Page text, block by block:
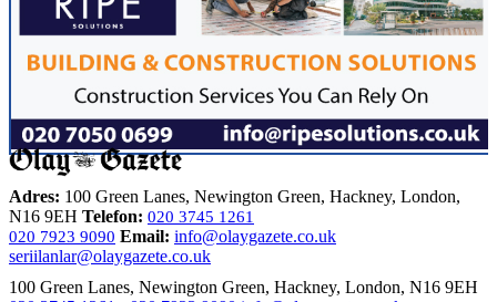
Adres: 100 Green Lanes, Newington Green, Hackney, London,
N16 9EH Telefon: 020 3745 1261
020 7923 9090 Email: info@olaygazete.co.uk
seriilanlar@olaygazete.co.uk
100 Green Lanes, Newington Green, Hackney, London, N16 9EH